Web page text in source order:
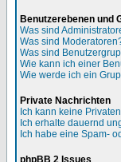
Benutzerebenen und
Was sind
Was sind
Was sind
Wie kann ich einer
Wie werde ich ein
Private Nachrichten
Ich kann keine
Ich erhalte dauernd
Ich habe eine Spam-
phpBB 2 Issues